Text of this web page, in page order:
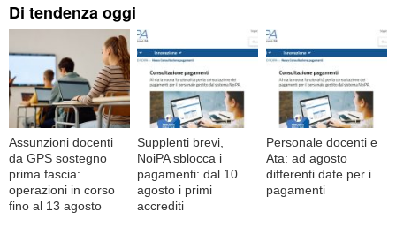
Di tendenza oggi
Assunzioni docenti
da GPS sostegno
prima fascia:
operazioni in corso
fino al 13 agosto
Supplenti brevi,
NoiPA sblocca i
pagamenti: dal 10
agosto i primi
accrediti
Personale docenti e
Ata: ad agosto
differenti date per i
pagamenti